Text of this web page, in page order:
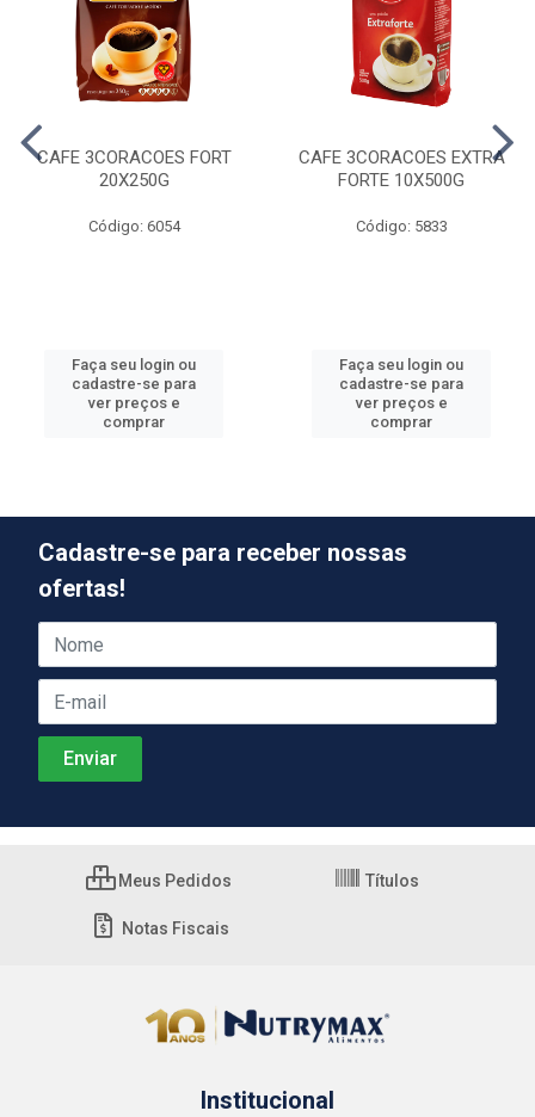
CAFE 3CORACOES FORT
20X250G
Código: 6054
Faça seu login ou
cadastre-se para
ver preços e
comprar
CAFE 3CORACOES EXTRA
FORTE 10X500G
Código: 5833
Faça seu login ou
cadastre-se para
ver preços e
comprar
Cadastre-se para receber nossas
ofertas!
Meus Pedidos Títulos
Notas Fiscais
Institucional